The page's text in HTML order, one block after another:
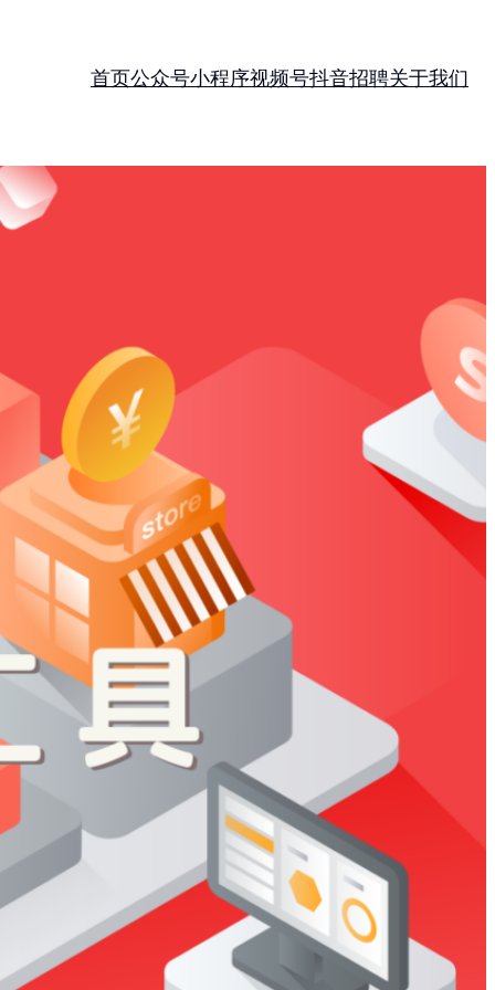
首页公众号小程序视频号抖音招聘关于我们